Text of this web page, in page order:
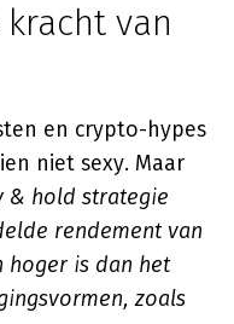
van
en crypto-hypes
niet sexy. Maar
& hold strategie
rendement van
hoger is dan het
zoals